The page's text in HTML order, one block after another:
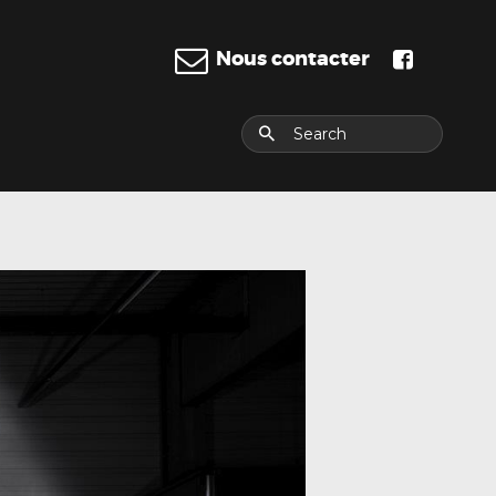
Nous contacter